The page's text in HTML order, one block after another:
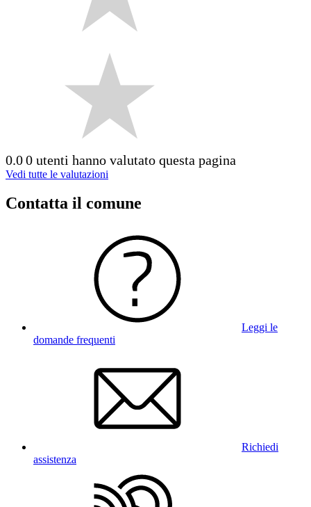
0.00 utenti hanno valutato questa pagina
Vedi tutte le valutazioni
Contatta il comune
Leggi le
domande frequenti
Richiedi
assistenza